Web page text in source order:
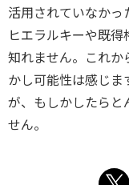
活用されていなかっ
ヒエラルキーや既
知れません。これか
かし可能性は感じま
が、もしかしたらと
せん。